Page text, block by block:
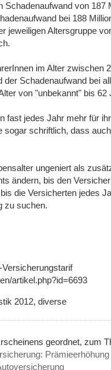
Schadenaufwand von 187
bei 188
jeweiligen Altersgruppe
im Alter zwischen
Schadenaufwand bei
von "unbekannt" bis 62
fast jedes Jahr mehr für
sogar schriftlich, dass
ungeniert als
ändern, bis den
die Versicherten jedes
zu suchen.
artikel.php?id=6693
2012, diverse
geordnet, zum
Prämieerhöhung